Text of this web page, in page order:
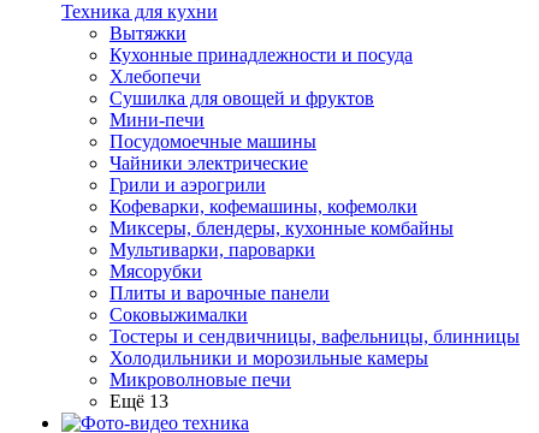
Техника для кухни
Вытяжки
Кухонные принадлежности и посуда
Хлебопечи
Сушилка для овощей и фруктов
Мини-печи
Посудомоечные машины
Чайники электрические
Грили и аэрогрили
Кофеварки, кофемашины, кофемолки
Миксеры, блендеры, кухонные комбайны
Мультиварки, пароварки
Мясорубки
Плиты и варочные панели
Соковыжималки
Тостеры и сендвичницы, вафельницы, блинницы
Холодильники и морозильные камеры
Микроволновые печи
Ещё 13